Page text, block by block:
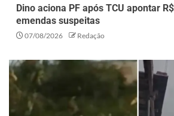
Dino aciona PF após TCU apontar
emendas suspeitas
07/08/2026 Redação